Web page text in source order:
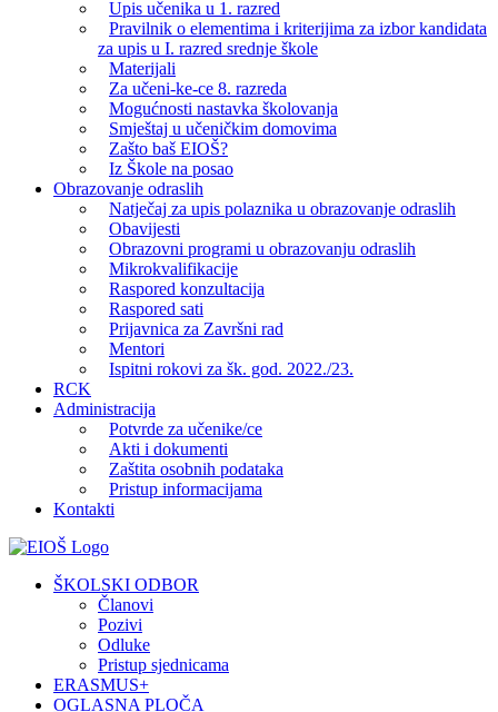
Upis učenika u 1. razred
Pravilnik o elementima i kriterijima za izbor kandidata
za upis u I. razred srednje škole
Materijali
Za učeni-ke-ce 8. razreda
Mogućnosti nastavka školovanja
Smještaj u učeničkim domovima
Zašto baš EIOŠ?
Iz Škole na posao
Obrazovanje odraslih
Natječaj za upis polaznika u obrazovanje odraslih
Obavijesti
Obrazovni programi u obrazovanju odraslih
Mikrokvalifikacije
Raspored konzultacija
Raspored sati
Prijavnica za Završni rad
Mentori
Ispitni rokovi za šk. god. 2022./23.
RCK
Administracija
Potvrde za učenike/ce
Akti i dokumenti
Zaštita osobnih podataka
Pristup informacijama
Kontakti
Facebook
YouTube
X
Pinterest
ŠKOLSKI ODBOR
Članovi
Pozivi
Odluke
Pristup sjednicama
ERASMUS+
OGLASNA PLOČA